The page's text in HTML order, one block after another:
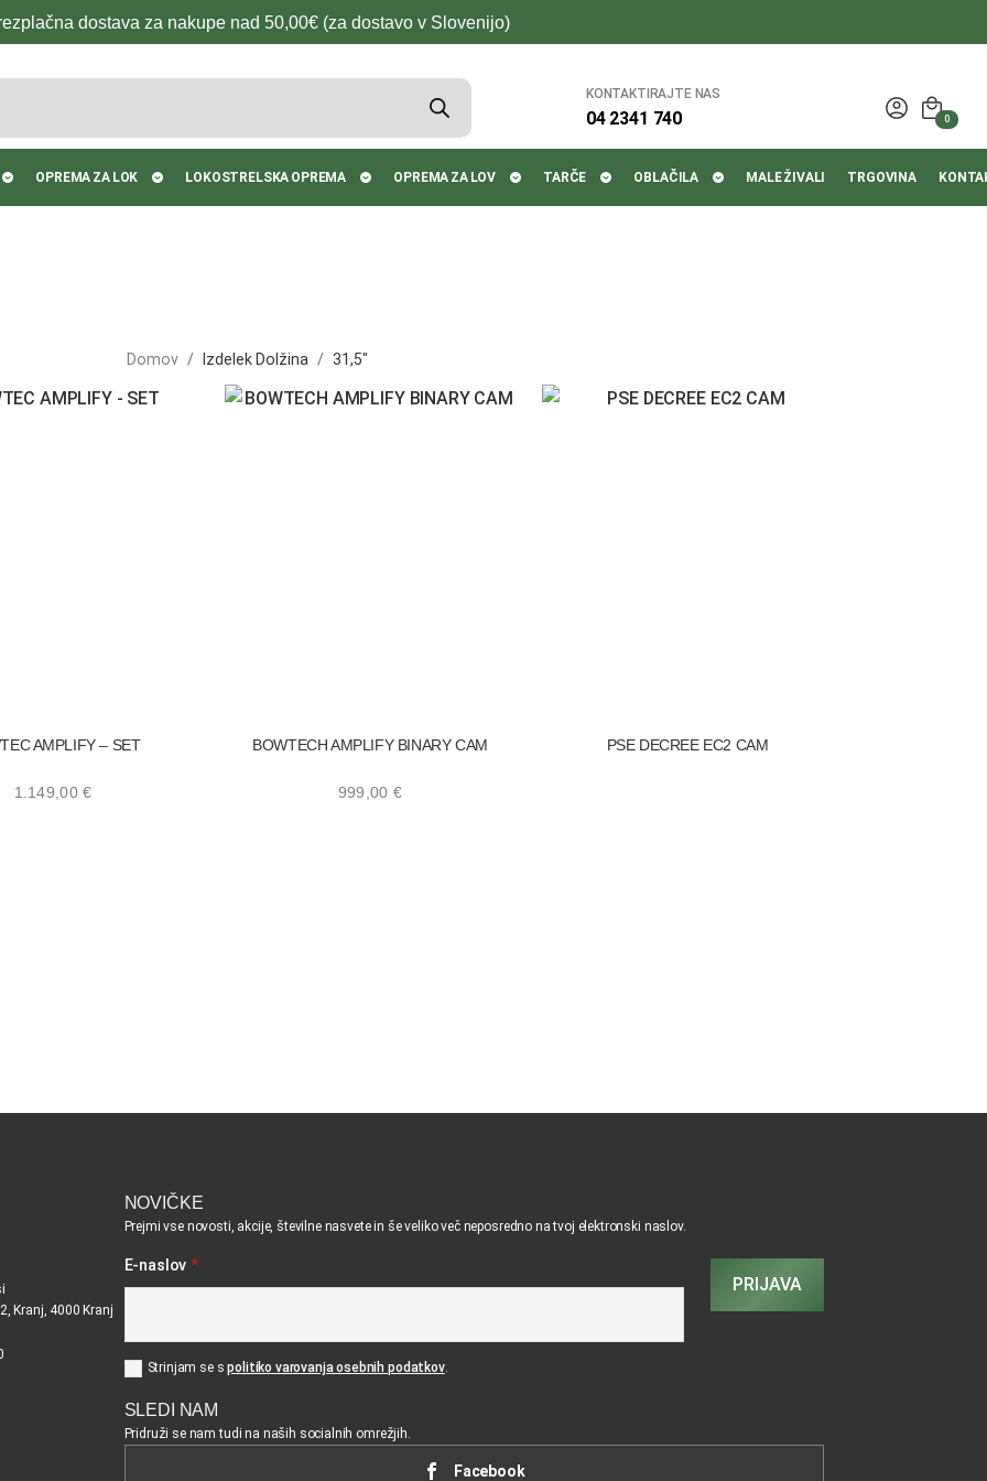
dostava za nakupe nad 50,00€ (za dostavo v Slovenijo)
KONTAKTIRAJTE NAS
04 2341 740 0
OPREMA ZA LOK LOKOSTRELSKA OPREMA OPREMA ZA LOV TARČE OBLAČILA MALE ŽIVALI TRGOVINA
Domov Izdelek Dolžina 31,5"
1.149,00€
AMPLIFY – SET
999,00 €
BOWTECH AMPLIFY BINARY CAM PSE DECREE EC2 CAM
Kranj, 4000 Kranj
NOVIČKE
Prejmi vse novosti, akcije, številne nasvete in še veliko več neposredno na tvoj elektronski naslov.
E-naslov *
Strinjam se spolitiko varovanja osebnih podatkov.
PRIJAVA
SLEDI NAM
Pridruži se nam tudi na naših socialnih omrežjih.
Facebook